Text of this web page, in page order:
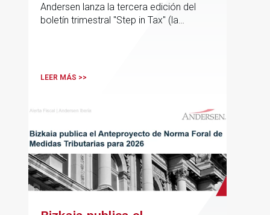
Andersen lanza la tercera edición del
boletín trimestral "Step in Tax" (la
internacionales de la UE
LEER MÁS >>